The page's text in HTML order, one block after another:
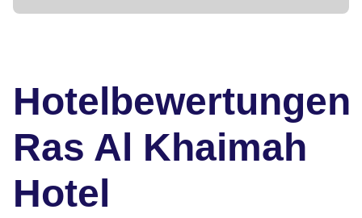
Hotelbewertungen
Ras Al Khaimah
Hotel